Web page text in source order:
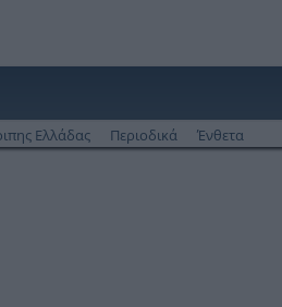
Ελλάδας Περιοδικά Ένθετα